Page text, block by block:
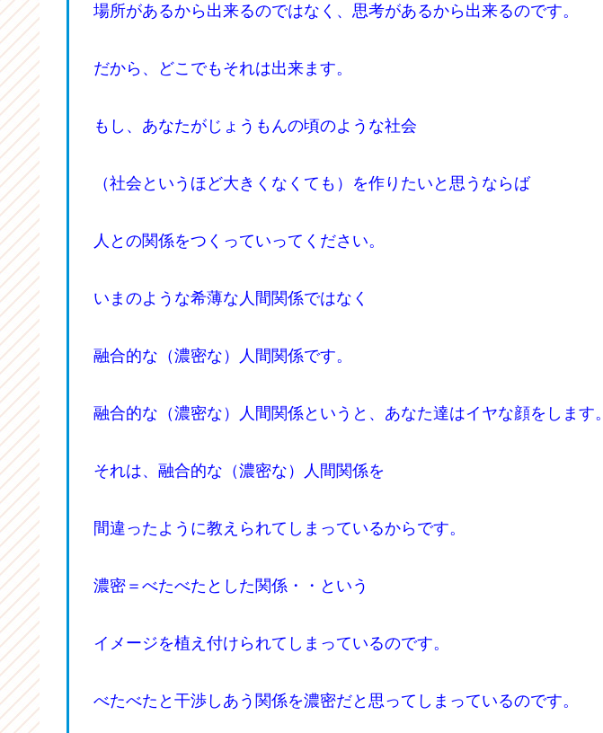
場所があるから出来るのではなく、思考があるから出来るのです。
だから、どこでもそれは出来ます。
もし、あなたがじょうもんの頃のような社会
（社会というほど大きくなくても）を作りたいと思うならば
人との関係をつくっていってください。
いまのような希薄な人間関係ではなく
融合的な（濃密な）人間関係です。
融合的な（濃密な）人間関係というと、あなた達はイヤな顔をします。
それは、融合的な（濃密な）人間関係を
間違ったように教えられてしまっているからです。
濃密＝べたべたとした関係・・という
イメージを植え付けられてしまっているのです。
べたべたと干渉しあう関係を濃密だと思ってしまっているのです。